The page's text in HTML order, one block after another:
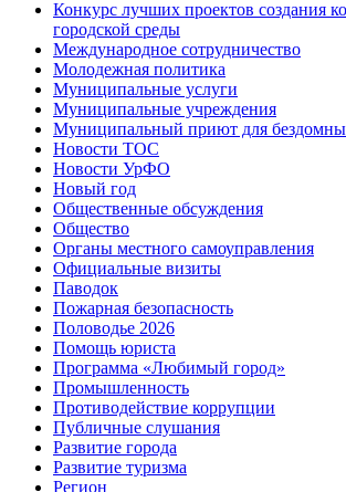
Конкурс лучших проектов создания
городской среды
Международное сотрудничество
Молодежная политика
Муниципальные услуги
Муниципальные учреждения
Муниципальный приют для
Новости ТОС
Новости УрФО
Новый год
Общественные обсуждения
Общество
Органы местного самоуправления
Официальные визиты
Паводок
Пожарная безопасность
Половодье 2026
Помощь юриста
Программа «Любимый город»
Промышленность
Противодействие коррупции
Публичные слушания
Развитие города
Развитие туризма
Регион